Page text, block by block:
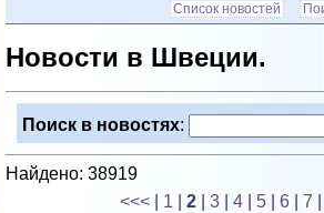
Список новостей
Новости в Швеции.
Поиск в новостях:
Найдено: 38919
<<<
1 |2 |3 |4 5 |6 |7